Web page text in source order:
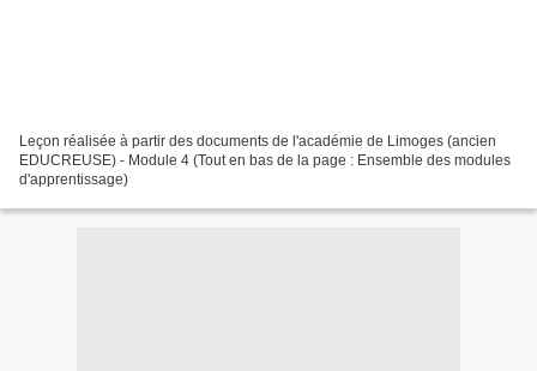
Leçon réalisée à partir des documents de l'académie de Limoges (ancien
EDUCREUSE) - Module 4 (Tout en bas de la page : Ensemble des modules
d'apprentissage)